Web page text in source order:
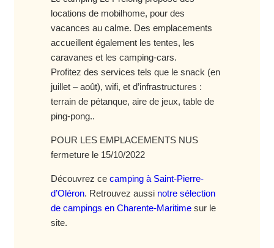
locations de mobilhome, pour des
vacances au calme. Des emplacements
accueillent également les tentes, les
caravanes et les camping-cars.
Profitez des services tels que le snack (en
juillet – août), wifi, et d’infrastructures :
terrain de pétanque, aire de jeux, table de
ping-pong..
POUR LES EMPLACEMENTS NUS
fermeture le 15/10/2022
Découvrez ce camping à Saint-Pierre-
d’Oléron. Retrouvez aussi notre sélection
de campings en Charente-Maritime sur le
site.